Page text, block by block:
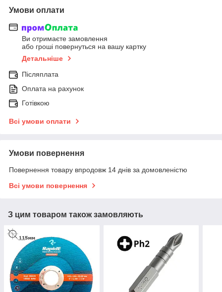
Умови оплати
Ви отримаєте замовлення
або гроші повернуться на вашу картку
Детальніше
Післяплата
Оплата на рахунок
Готівкою
Всі умови оплати
Умови повернення
Повернення товару впродовж 14 днів за домовленістю
Всі умови повернення
З цим товаром також замовляють